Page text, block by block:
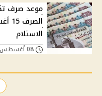
الاستلام